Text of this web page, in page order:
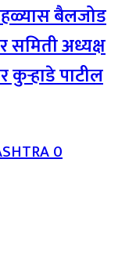
बैलजोड
समिती अध्यक्ष
कुऱ्हाडे पाटील
0